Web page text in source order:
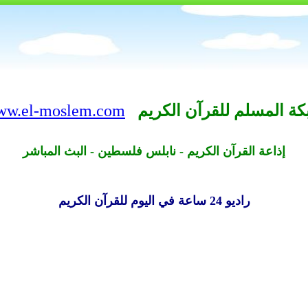
المسلم للقرآن الكريم moslem.com
إذاعة القرآن الكريم - نابلس فلسطين - البث المباشر
راديو 24 ساعة في اليوم للقرآن الكريم